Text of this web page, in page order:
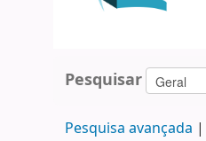
Pesquisar
Pesquisa avançada